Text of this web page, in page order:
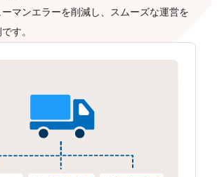
マンエラーを削減し、スムーズな運営を
す。